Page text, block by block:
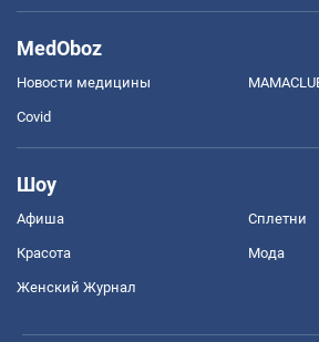
MedOboz
Новости медицины
Covid
Шоу
Афиша Сплетни
Красота Мода
Женский Журнал